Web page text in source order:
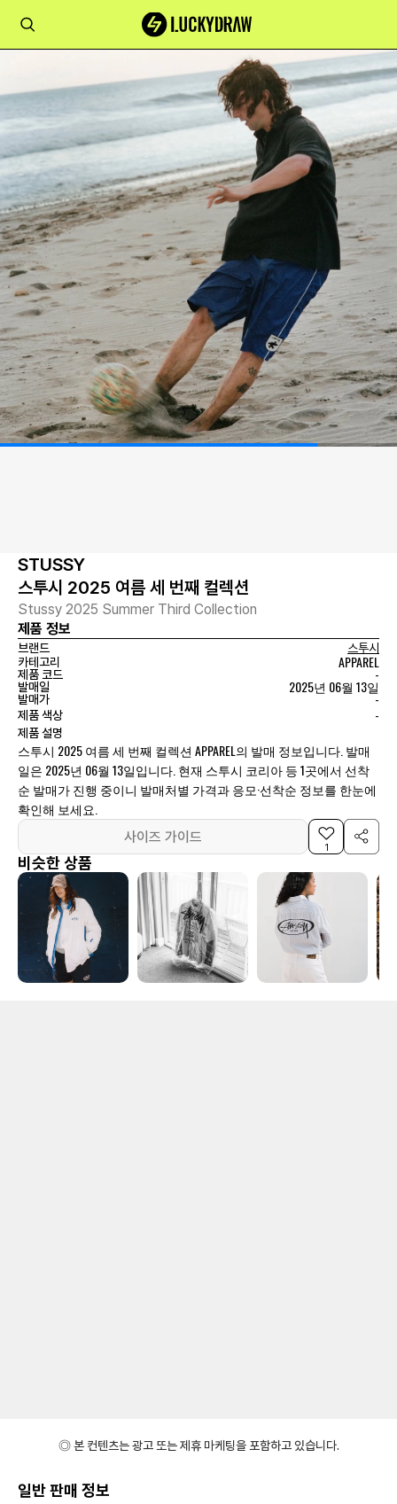
STUSSY
스투시 2025 여름 세 번째 컬렉션
Stussy 2025 Summer Third Collection
제품 정보
브랜드
스투시
카테고리
APPAREL
제품 코드 -
발매일 2025년 06월 13일
발매가 -
제품 색상 -
제품 설명
스투시 2025 여름 세 번째 컬렉션 APPAREL의 발매 정보입니다. 발매
일은 2025년 06월 13일입니다. 현재 스투시 코리아 등 1곳에서 선착
순 발매가 진행 중이니 발매처별 가격과 응모·선착순 정보를 한눈에
확인해 보세요.
사이즈 가이드
1
비슷한 상품
◎ 본 컨텐츠는 광고 또는 제휴 마케팅을 포함하고 있습니다.
일반 판매 정보